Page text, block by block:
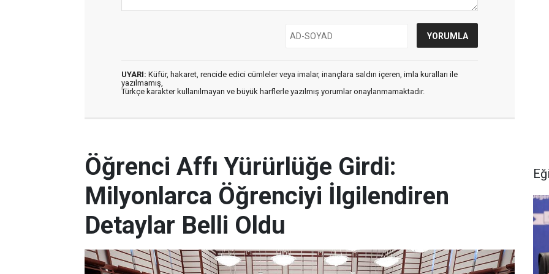
UYARI: Küfür, hakaret, rencide edici cümleler veya imalar, inançlara saldırı içeren, imla kuralları ile
yazılmamış,
Türkçe karakter kullanılmayan ve büyük harflerle yazılmış yorumlar onaylanmamaktadır.
Öğrenci Affı Yürürlüğe Girdi:
Milyonlarca Öğrenciyi İlgilendiren
Detaylar Belli Oldu